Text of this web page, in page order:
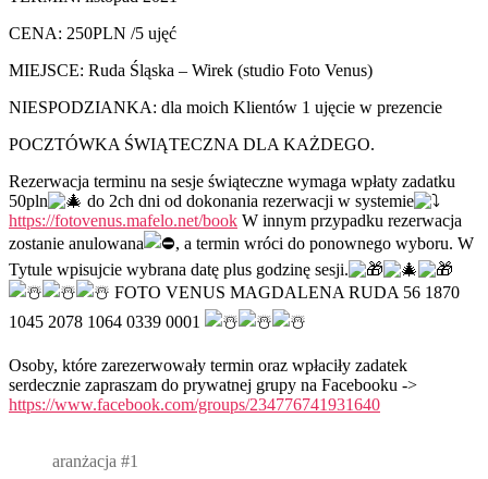
CENA: 250PLN /5 ujęć
MIEJSCE: Ruda Śląska – Wirek (studio Foto Venus)
NIESPODZIANKA: dla moich Klientów 1 ujęcie w prezencie
POCZTÓWKA ŚWIĄTECZNA DLA KAŻDEGO.
Rezerwacja terminu na sesje świąteczne wymaga wpłaty zadatku
50pln
do 2ch dni od dokonania rezerwacji w systemie
https://fotovenus.mafelo.net/book W innym przypadku rezerwacja
zostanie anulowana
, a termin wróci do ponownego wyboru. W
Tytule wpisujcie wybrana datę plus godzinę sesji.
FOTO VENUS MAGDALENA RUDA 56 1870
1045 2078 1064 0339 0001
Osoby, które zarezerwowały termin oraz wpłaciły zadatek
serdecznie zapraszam do prywatnej grupy na Facebooku ->
https://www.facebook.com/groups/234776741931640
aranżacja #1